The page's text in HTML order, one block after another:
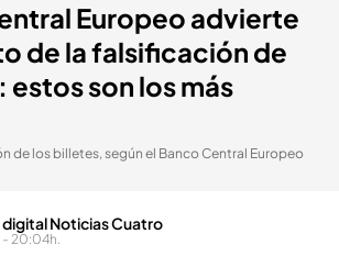
Europeo advierte
de la falsificación de
son los más
de los billetes, según el Banco Central Europeo
Noticias Cuatro
- 20:04h.